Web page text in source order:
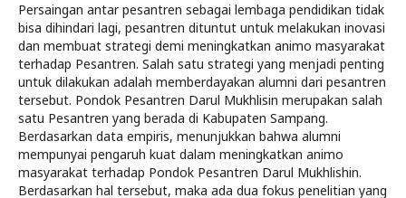
Persaingan antar pesantren sebagai lembaga pendidikan tidak
bisa dihindari lagi, pesantren dituntut untuk melakukan inovasi
dan membuat strategi demi meningkatkan animo masyarakat
terhadap Pesantren. Salah satu strategi yang menjadi penting
untuk dilakukan adalah memberdayakan alumni dari pesantren
tersebut. Pondok Pesantren Darul Mukhlisin merupakan salah
satu Pesantren yang berada di Kabupaten Sampang.
Berdasarkan data empiris, menunjukkan bahwa alumni
mempunyai pengaruh kuat dalam meningkatkan animo
masyarakat terhadap Pondok Pesantren Darul Mukhlishin.
Berdasarkan hal tersebut, maka ada dua fokus penelitian yang